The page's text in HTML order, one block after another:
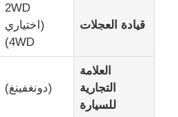
قيادة العجلات
2WD
(اختياري
4WD)
العلامة
التجارية
للسيارة
(دونغفينغ)